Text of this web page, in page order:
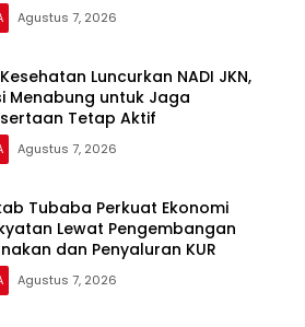
Agustus 7, 2026
Kesehatan Luncurkan NADI JKN,
Menabung untuk Jaga
Tetap Aktif
Agustus 7, 2026
Tubaba Perkuat Ekonomi
Lewat Pengembangan
dan Penyaluran KUR
Agustus 7, 2026